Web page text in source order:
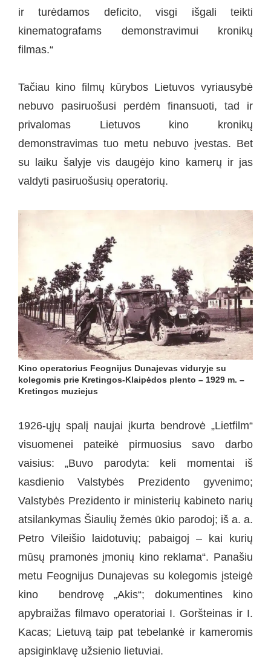
ir turėdamos deficito, visgi išgali teikti
kinematografams demonstravimui kronikų
filmas.“
Tačiau kino filmų kūrybos Lietuvos vyriausybė
nebuvo pasiruošusi perdėm finansuoti, tad ir
privalomas Lietuvos kino kronikų
demonstravimas tuo metu nebuvo įvestas. Bet
su laiku šalyje vis daugėjo kino kamerų ir jas
valdyti pasiruošusių operatorių.
Kino operatorius Feognijus Dunajevas viduryje su
kolegomis prie Kretingos-Klaipėdos plento – 1929 m. –
Kretingos muziejus
1926-ųjų spalį naujai įkurta bendrovė „Lietfilm“
visuomenei pateikė pirmuosius savo darbo
vaisius: „Buvo parodyta: keli momentai iš
kasdienio Valstybės Prezidento gyvenimo;
Valstybės Prezidento ir ministerių kabineto narių
atsilankymas Šiaulių žemės ūkio parodoj; iš a. a.
Petro Vileišio laidotuvių; pabaigoj – kai kurių
mūsų pramonės įmonių kino reklama“. Panašiu
metu Feognijus Dunajevas su kolegomis įsteigė
kino bendrovę „Akis“; dokumentines kino
apybraižas filmavo operatoriai I. Goršteinas ir I.
Kacas; Lietuvą taip pat tebelankė ir kameromis
apsiginklavę užsienio lietuviai.